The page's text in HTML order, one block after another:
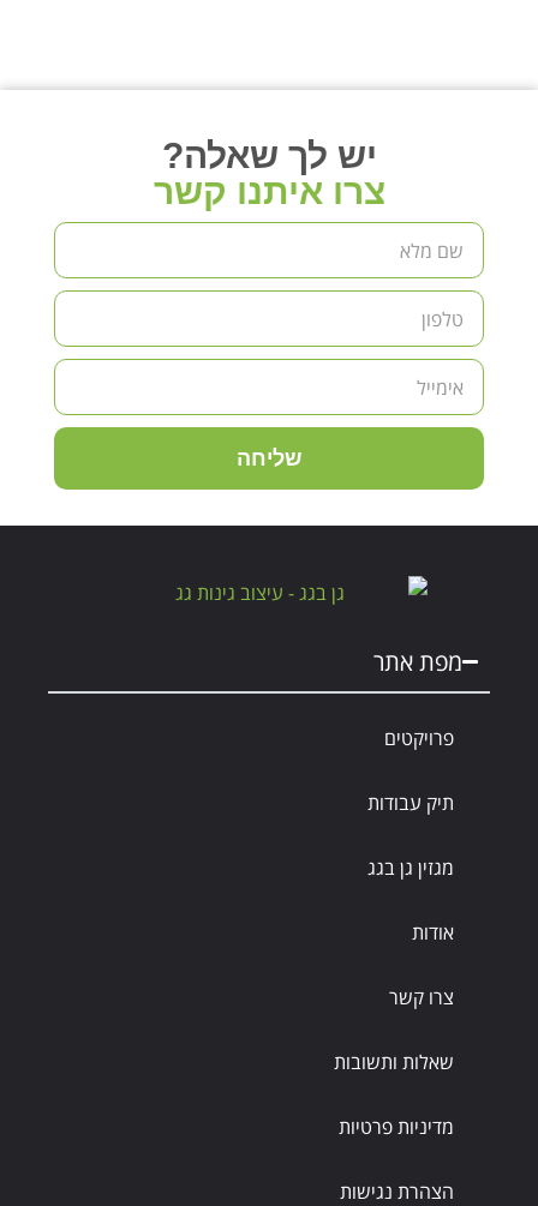
יש לך שאלה?
צרו איתנו קשר
שליחה
מפת אתר
פרויקטים
תיק עבודות
מגזין גן בגג
אודות
צרו קשר
שאלות ותשובות
מדיניות פרטיות
הצהרת נגישות